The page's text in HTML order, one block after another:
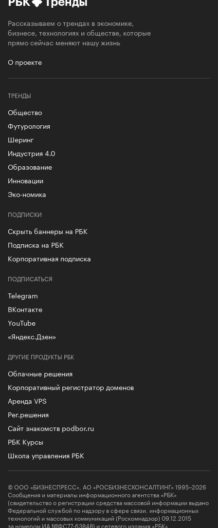
Рассказываем о трендах в экономике,
бизнесе, технологиях и обществе, которые
прямо сейчас меняют нашу жизнь
О проекте
ТРЕНДЫ
Общество
Футурология
Шеринг
Индустрия 4.0
Образование
Инновации
Эко-номика
ПОДПИСКИ
Скрыть баннеры на РБК
Подписка на РБК
Корпоративная подписка
ДРУГИЕ ПРОДУКТЫ РБК
Облачные решения
Корпоративный регистратор доменов
Аренда VPS
Рег.решения
Сайт знакомств podbor.ru
РБК Курсы
Школа управления РБК
ПОДПИСАТЬСЯ
Telegram
ВКонтакте
YouTube
«Яндекс.Дзен»
© ООО «БИЗНЕСПРЕСС», АО «РОСБИЗНЕСКОНСАЛТИНГ» 1995–2026
Сообщения и материалы информационного агентства «РБК»
(свидетельство о регистрации средства массовой информации выдано
Федеральной службой по надзору в сфере связи, информационных
технологий и массовых коммуникаций (Роскомнадзор) 09.12.2015
за номером ИА №ФС77-63848) и сетевого издания «РБК»